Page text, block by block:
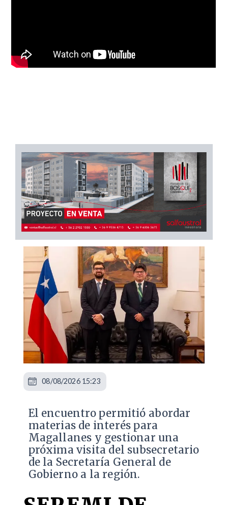
El encuentro permitió abordar
materias de interés para
Magallanes y gestionar una
próxima visita del subsecretario
de la Secretaría General de
Gobierno a la región.
08/08/2026 15:23